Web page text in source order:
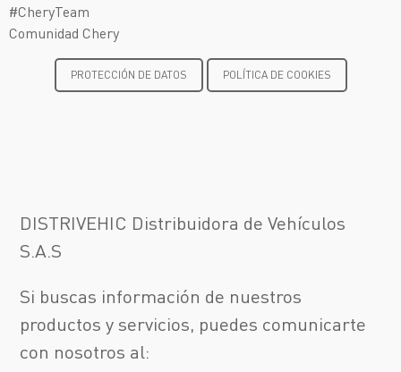
¡Escríbenos!
#CheryTeam
Comunidad Chery
PROTECCIÓN DE DATOS POLÍTICA DE COOKIES
DISTRIVEHIC Distribuidora de Vehículos
S.A.S
Si buscas información de nuestros
productos y servicios, puedes comunicarte
con nosotros al: